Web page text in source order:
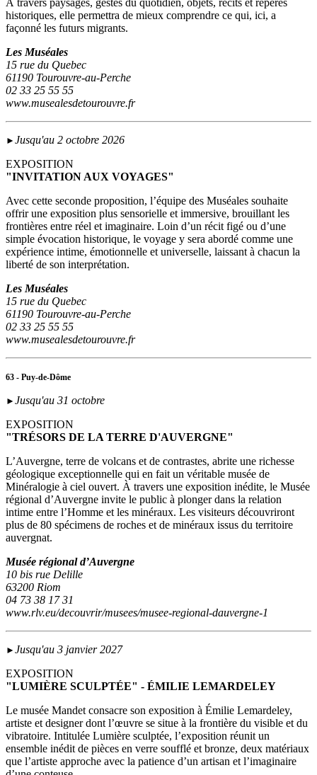
À travers paysages, gestes du quotidien, objets, récits et repères
historiques, elle permettra de mieux comprendre ce qui, ici, a
façonné les futurs migrants.
Les Muséales
15 rue du Quebec
61190 Tourouvre-au-Perche
02 33 25 55 55
www.musealesdetourouvre.fr
► Jusqu'au 2 octobre 2026
EXPOSITION
"INVITATION AUX VOYAGES"
Avec cette seconde proposition, l’équipe des Muséales souhaite
offrir une exposition plus sensorielle et immersive, brouillant les
frontières entre réel et imaginaire. Loin d’un récit figé ou d’une
simple évocation historique, le voyage y sera abordé comme une
expérience intime, émotionnelle et universelle, laissant à chacun la
liberté de son interprétation.
Les Muséales
15 rue du Quebec
61190 Tourouvre-au-Perche
02 33 25 55 55
www.musealesdetourouvre.fr
63 - Puy-de-Dôme
► Jusqu'au 31 octobre
EXPOSITION
"TRÉSORS DE LA TERRE D'AUVERGNE"
L’Auvergne, terre de volcans et de contrastes, abrite une richesse
géologique exceptionnelle qui en fait un véritable musée de
Minéralogie à ciel ouvert. À travers une exposition inédite, le Musée
régional d’Auvergne invite le public à plonger dans la relation
intime entre l’Homme et les minéraux. Les visiteurs découvriront
plus de 80 spécimens de roches et de minéraux issus du territoire
auvergnat.
Musée régional d’Auvergne
10 bis rue Delille
63200 Riom
04 73 38 17 31
www.rlv.eu/decouvrir/musees/musee-regional-dauvergne-1
► Jusqu'au 3 janvier 2027
EXPOSITION
"LUMIÈRE SCULPTÉE" - ÉMILIE LEMARDELEY
Le musée Mandet consacre son exposition à Émilie Lemardeley,
artiste et designer dont l’œuvre se situe à la frontière du visible et du
vibratoire. Intitulée Lumière sculptée, l’exposition réunit un
ensemble inédit de pièces en verre soufflé et bronze, deux matériaux
que l’artiste approche avec la patience d’un artisan et l’imaginaire